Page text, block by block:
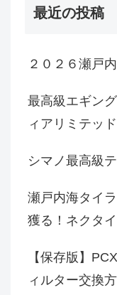
最近の投稿
２０２６瀬戸
最高級エギン
ィアリミテッ
シマノ最高級
瀬戸内海タイ
獲る！ネクタ
【保存版】
ィルター交換